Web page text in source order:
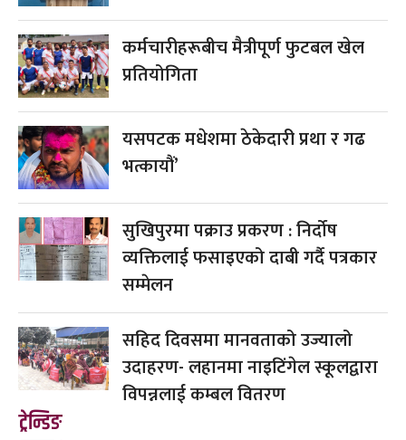
कर्मचारीहरूबीच मैत्रीपूर्ण फुटबल खेल
प्रतियोगिता
यसपटक मधेशमा ठेकेदारी प्रथा र गढ
भत्कायौं’
सुखिपुरमा पक्राउ प्रकरण : निर्दोष
व्यक्तिलाई फसाइएको दाबी गर्दै पत्रकार
सम्मेलन
सहिद दिवसमा मानवताको उज्यालो
उदाहरण- लहानमा नाइटिंगेल स्कूलद्वारा
विपन्नलाई कम्बल वितरण
ट्रेन्डिङ